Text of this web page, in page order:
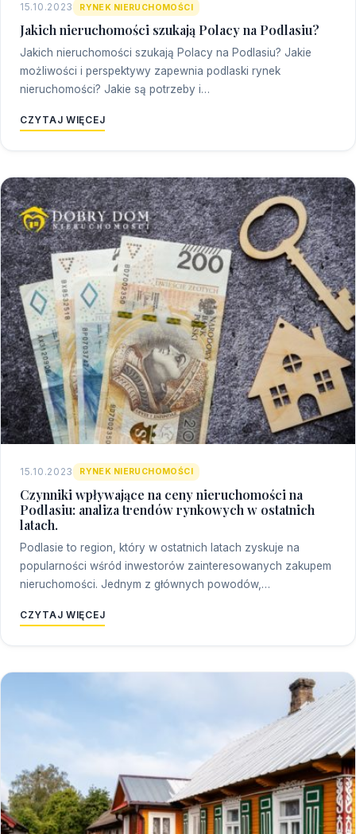
15.10.2023 RYNEK NIERUCHOMOŚCI
Jakich nieruchomości szukają Polacy na Podlasiu?
Jakich nieruchomości szukają Polacy na Podlasiu? Jakie
możliwości i perspektywy zapewnia podlaski rynek
nieruchomości? Jakie są potrzeby i…
CZYTAJ WIĘCEJ
15.10.2023 RYNEK NIERUCHOMOŚCI
Czynniki wpływające na ceny nieruchomości na
Podlasiu: analiza trendów rynkowych w ostatnich
latach.
Podlasie to region, który w ostatnich latach zyskuje na
popularności wśród inwestorów zainteresowanych zakupem
nieruchomości. Jednym z głównych powodów,…
CZYTAJ WIĘCEJ